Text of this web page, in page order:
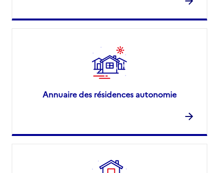
Annuaire des résidences autonomie